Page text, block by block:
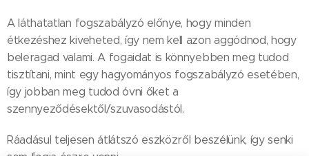
A láthatatlan fogszabályzó előnye, hogy minden
étkezéshez kiveheted, így nem kell azon aggódnod, hogy
beleragad valami. A fogaidat is könnyebben meg tudod
tisztítani, mint egy hagyományos fogszabályzó esetében,
így jobban meg tudod óvni őket a
szennyeződésektől/szuvasodástól.
Ráadásul teljesen átlátszó eszközről beszélünk, így senki